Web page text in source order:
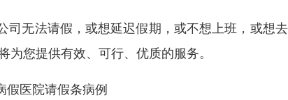
无法请假，或想延迟假期，或不想上班，或想
您提供有效、可行、优质的服务。
假医院请假条病例